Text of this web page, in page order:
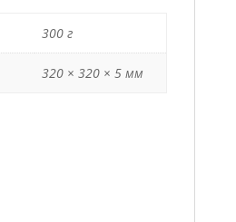
300 г
320 × 320 × 5 мм